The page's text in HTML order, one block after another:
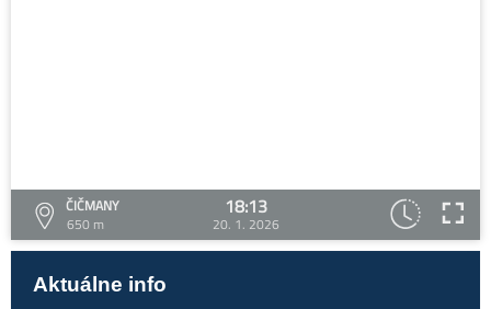
ČIČMANY
650 m
18:13
20. 1. 2026
Aktuálne info